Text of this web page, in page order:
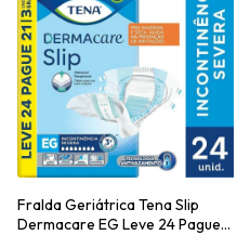
Fralda Geriátrica Tena Slip
Dermacare EG Leve 24 Pague